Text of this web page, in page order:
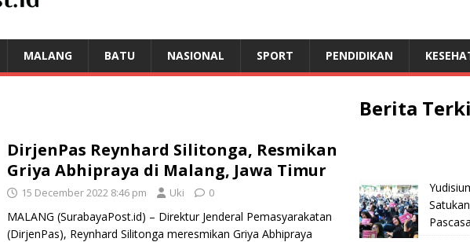
MALANG BATU NASIONAL SPORT PENDIDIKAN
DirjenPas Reynhard Silitonga, Resmikan
Griya Abhipraya di Malang, Jawa Timur
15 December 2022 8:46 pm Uki 0
MALANG (SurabayaPost.id) – Direktur Jenderal Pemasyarakatan
(DirjenPas), Reynhard Silitonga meresmikan Griya Abhipraya
Berita